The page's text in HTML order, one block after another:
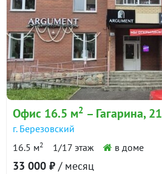
Офис 16.5 м2 – Гагарина, 21
г. Березовский
16.5 м2 1/17 этаж в доме
33 000 ₽ / месяц